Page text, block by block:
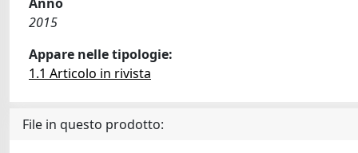
2015
Appare nelle tipologie:
1.1 Articolo in rivista
File in questo prodotto: